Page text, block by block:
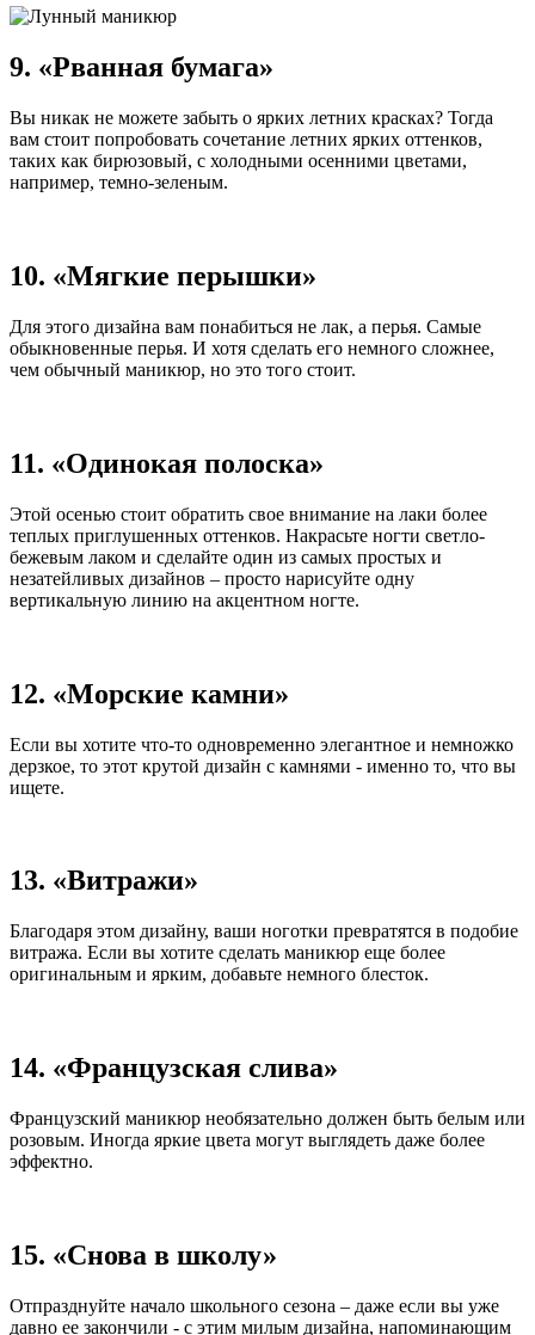
9. «Рванная бумага»
Вы никак не можете забыть о ярких летних красках? Тогда
вам стоит попробовать сочетание летних ярких оттенков,
таких как бирюзовый, с холодными осенними цветами,
например, темно-зеленым.
10. «Мягкие перышки»
Для этого дизайна вам понабиться не лак, а перья. Самые
обыкновенные перья. И хотя сделать его немного сложнее,
чем обычный маникюр, но это того стоит.
11. «Одинокая полоска»
Этой осенью стоит обратить свое внимание на лаки более
теплых приглушенных оттенков. Накрасьте ногти светло-
бежевым лаком и сделайте один из самых простых и
незатейливых дизайнов – просто нарисуйте одну
вертикальную линию на акцентном ногте.
12. «Морские камни»
Если вы хотите что-то одновременно элегантное и немножко
дерзкое, то этот крутой дизайн с камнями - именно то, что вы
ищете.
13. «Витражи»
Благодаря этом дизайну, ваши ноготки превратятся в подобие
витража. Если вы хотите сделать маникюр еще более
оригинальным и ярким, добавьте немного блесток.
14. «Французская слива»
Французский маникюр необязательно должен быть белым или
розовым. Иногда яркие цвета могут выглядеть даже более
эффектно.
15. «Снова в школу»
Отпразднуйте начало школьного сезона – даже если вы уже
давно ее закончили - с этим милым дизайна, напоминающим